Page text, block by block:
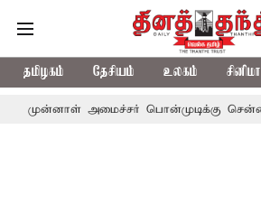
தமிழகம் தேசியம் உலகம் சினிமா
அமைச்சர் பொன்முடிக்கு சென்னை